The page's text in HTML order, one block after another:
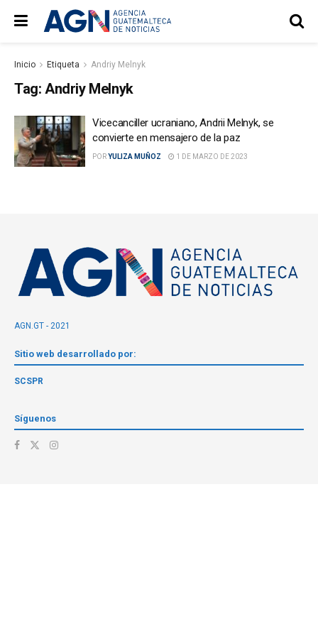
Inicio Etiqueta Andriy Melnyk
Tag: Andriy Melnyk
Vicecanciller ucraniano, Andrii Melnyk, se
convierte en mensajero de la paz
PORYULIZA MUÑOZ 1 DE MARZO DE 2023
AGN.GT - 2021
Sitio web desarrollado por:
SCSPR
Síguenos